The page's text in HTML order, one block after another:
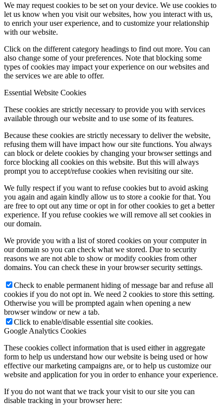
We may request cookies to be set on your device. We use cookies to
let us know when you visit our websites, how you interact with us,
to enrich your user experience, and to customize your relationship
with our website.
Click on the different category headings to find out more. You can
also change some of your preferences. Note that blocking some
types of cookies may impact your experience on our websites and
the services we are able to offer.
Essential Website Cookies
These cookies are strictly necessary to provide you with services
available through our website and to use some of its features.
Because these cookies are strictly necessary to deliver the website,
refusing them will have impact how our site functions. You always
can block or delete cookies by changing your browser settings and
force blocking all cookies on this website. But this will always
prompt you to accept/refuse cookies when revisiting our site.
We fully respect if you want to refuse cookies but to avoid asking
you again and again kindly allow us to store a cookie for that. You
are free to opt out any time or opt in for other cookies to get a better
experience. If you refuse cookies we will remove all set cookies in
our domain.
We provide you with a list of stored cookies on your computer in
our domain so you can check what we stored. Due to security
reasons we are not able to show or modify cookies from other
domains. You can check these in your browser security settings.
Check to enable permanent hiding of message bar and refuse all
cookies if you do not opt in. We need 2 cookies to store this setting.
Otherwise you will be prompted again when opening a new
browser window or new a tab.
Click to enable/disable essential site cookies.
Google Analytics Cookies
These cookies collect information that is used either in aggregate
form to help us understand how our website is being used or how
effective our marketing campaigns are, or to help us customize our
website and application for you in order to enhance your experience.
If you do not want that we track your visit to our site you can
disable tracking in your browser here: